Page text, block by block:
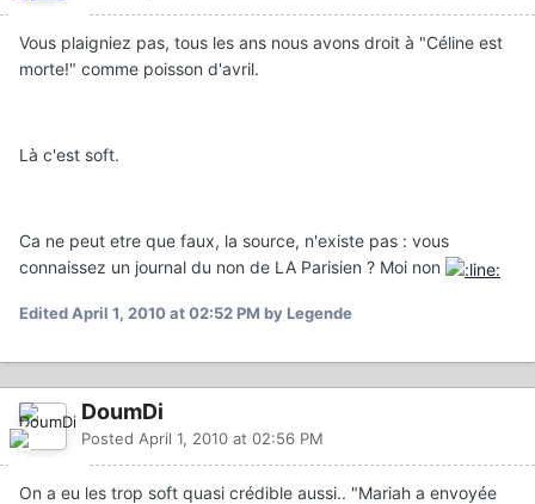
Vous plaigniez pas, tous les ans nous avons droit à "Céline est
morte!" comme poisson d'avril.
Là c'est soft.
Ca ne peut etre que faux, la source, n'existe pas : vous
connaissez un journal du non de LA Parisien ? Moi non
EditedApril 1, 2010 at 02:52 PM by Legende
DoumDi
Posted April 1, 2010 at 02:56 PM
On a eu les trop soft quasi crédible aussi.. "Mariah a envoyée